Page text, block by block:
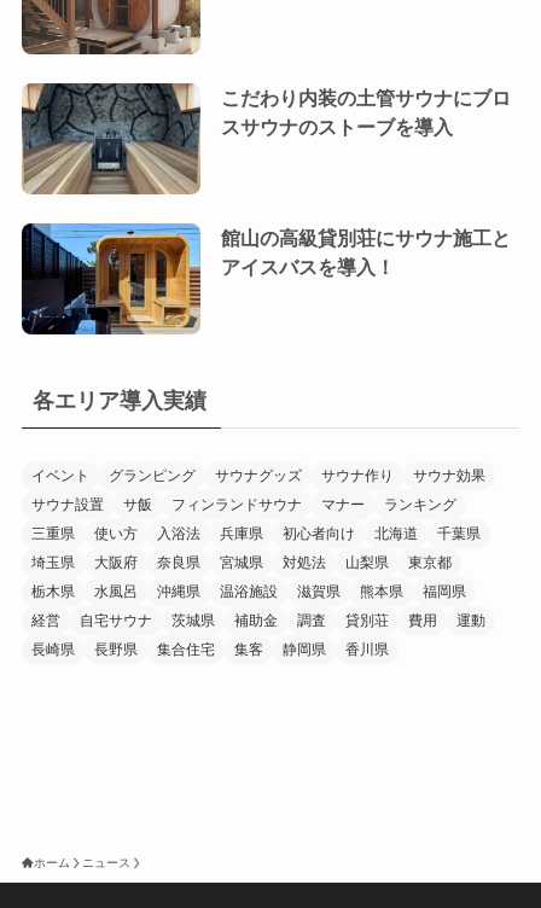
こだわり内装の土管サウナにブロ
スサウナのストーブを導入
館山の高級貸別荘にサウナ施工と
アイスバスを導入！
各エリア導入実績
イベント グランピング サウナグッズ サウナ作り
サウナ効果
サウナ設置
サ飯 フィンランドサウナ マナー
ランキング
三重県
使い方 入浴法 兵庫県 初心者向け 北海道
千葉県
埼玉県
大阪府 奈良県 宮城県 対処法 山梨県
東京都
栃木県
水風呂 沖縄県 温浴施設 滋賀県 熊本県
福岡県
経営
自宅サウナ 茨城県 補助金 調査 貸別荘 費用
運動
長崎県
長野県 集合住宅 集客 静岡県 香川県
ホーム ニュース